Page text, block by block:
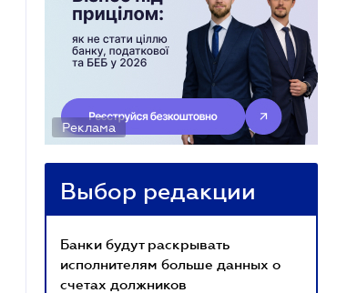
Реклама
Выбор редакции
Банки будут раскрывать
исполнителям больше данных о
счетах должников